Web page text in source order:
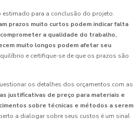
estimado para a conclusão do projeto.
prazos muito curtos podem indicar falta
a qualidade do trabalho,
muito longos podem afetar seu
e certifique-se de que os prazos são
os detalhes dos orçamentos com as
justificativas de preço para materiais e
sobre técnicas e métodos a serem
a dialogar sobre seus custos é um sinal